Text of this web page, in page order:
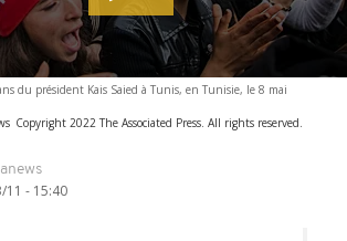
du président Kais Saied à Tunis, en Tunisie, le 8 mai
Copyright 2022 The Associated Press. All rights reserved.
11 - 15:40